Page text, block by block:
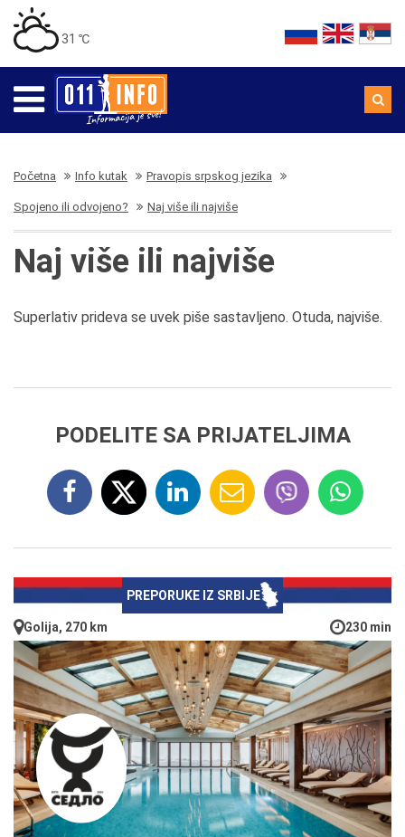
31 ℃
Početna Info kutak Pravopis srpskog jezika
Spojeno ili odvojeno? Naj više ili najviše
Naj više ili najviše
Superlativ prideva se uvek piše sastavljeno. Otuda, najviše.
PODELITE SA PRIJATELJIMA
PREPORUKE IZ SRBIJE
Golija, 270 km 230 min